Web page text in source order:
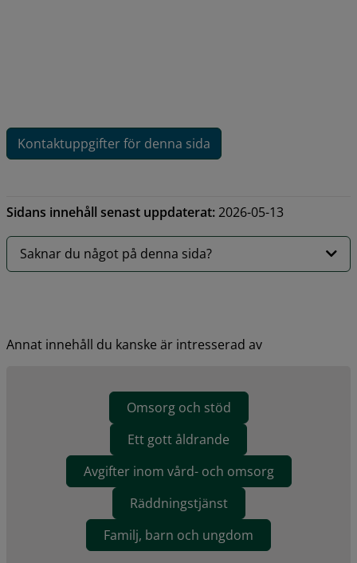
Kontaktuppgifter för denna sida
Sidans innehåll senast uppdaterat:2026-05-13
Saknar du något på denna sida?
Annat innehåll du kanske är intresserad av
Omsorg och stöd
Ett gott åldrande
Avgifter inom vård- och omsorg
Räddningstjänst
Familj, barn och ungdom